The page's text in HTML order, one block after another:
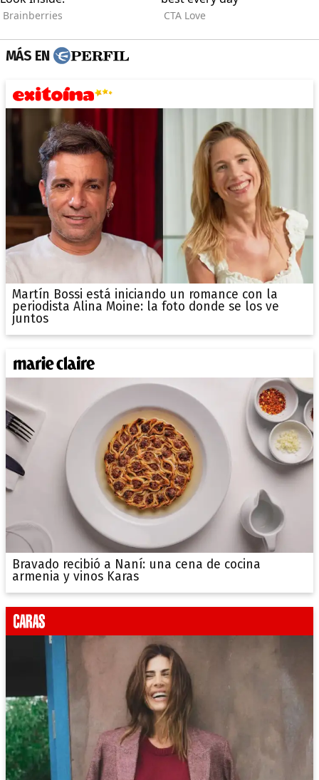
MÁS EN
Martín Bossi está iniciando un romance con la
periodista Alina Moine: la foto donde se los ve
juntos
Bravado recibió a Naní: una cena de cocina
armenia y vinos Karas